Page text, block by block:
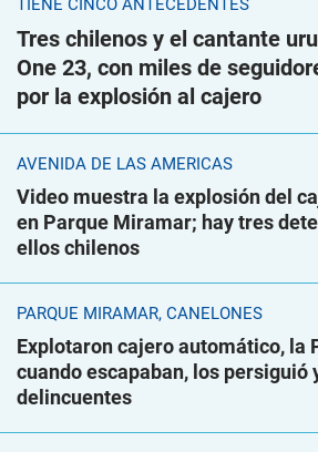
TIENE CINCO ANTECEDENTES
Tres chilenos y el cantante
One 23, con miles de
por la explosión al cajero
AVENIDA DE LAS AMÉRICAS
Video muestra la explosión del
en Parque Miramar; hay tres
ellos chilenos
PARQUE MIRAMAR, CANELONES
Explotaron cajero automático, la
cuando escapaban, los persiguió
delincuentes